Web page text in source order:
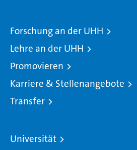
Forschung an der UHH
Lehre an der UHH
Promovieren
Karriere & Stellenangebote
Transfer
Universität